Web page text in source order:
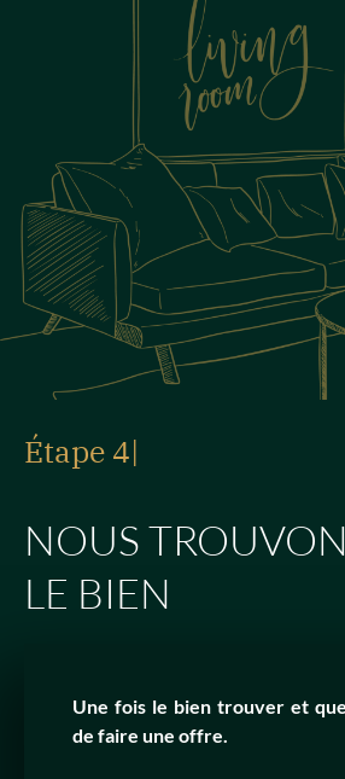
Étape 4|
NOUS
LE BIEN
Une fois le bien trouver et
de faire une offre.